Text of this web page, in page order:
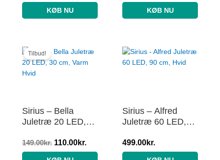
KØB NU KØB NU
Tilbud!
Sirius – Bella
Juletræ 20 LED,
149.00kr.
oprindelige
pris
110.00kr.
aktuelle
pris
Sirius – Alfred
Juletræ 60 LED,
499.00kr.